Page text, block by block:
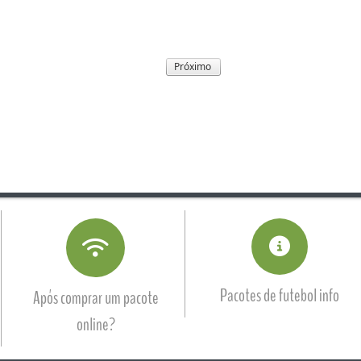
Após comprar um pacote
online?
Pacotes de futebol info